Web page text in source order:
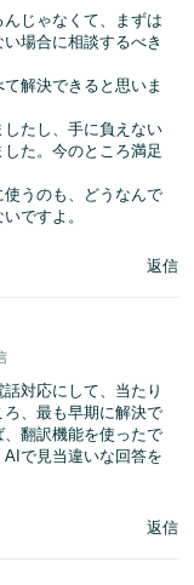
じゃなくて、まずは
場合に相談するべき
解決できると思いま
たし、手に負えない
た。今のところ満足
うのも、どうなんで
ですよ。
返信
対応にして、当たり
、最も早期に解決で
翻訳機能を使ったで
で見当違いな回答を
返信